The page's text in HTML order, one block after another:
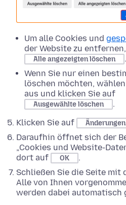
Um alle Cookies und
der Website zu
Alle angezeigten löschen
.
Wenn Sie nur einen
löschen möchten,
aus und klicken Sie auf
Ausgewählte löschen
.
Klicken Sie auf
Daraufhin öffnet sich der
„Cookies und Website-
dort auf
OK
.
Schließen Sie die Seite mit
Alle von Ihnen
werden dabei automatisch